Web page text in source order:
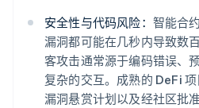
安全性与代码风险： 智能合
漏洞都可能在几秒内导致数
客攻击通常源于编码错误、
复杂的交互。成熟的 DeFi
漏洞悬赏计划以及经社区批